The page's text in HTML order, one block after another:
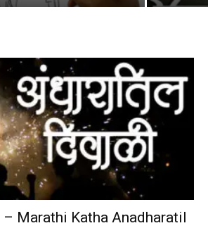
– Marathi Katha Anadharatil